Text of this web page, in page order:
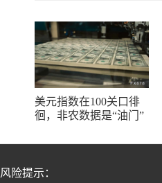
美元指数在100关口徘
徊，非农数据是“油门”
风险提示：